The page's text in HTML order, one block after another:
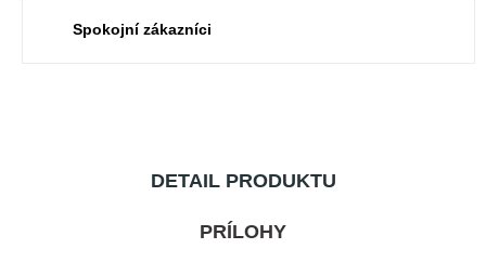
Spokojní zákazníci
DETAIL PRODUKTU
PRÍLOHY